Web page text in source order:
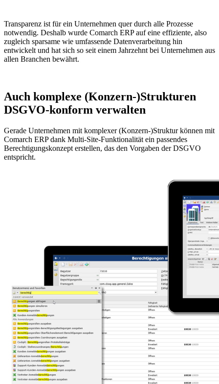
Transparenz ist für ein Unternehmen quer durch alle Prozesse
notwendig. Deshalb wurde Comarch ERP auf eine effiziente, also
zugleich sparsame wie umfassende Datenverarbeitung hin
entwickelt und hat sich so seit einem Jahrzehnt bei Unternehmen aus
allen Branchen bewährt.
Auch komplexe (Konzern-)Strukturen
DSGVO-konform verwalten
Gerade Unternehmen mit komplexer (Konzern-)Struktur können mit
Comarch ERP dank Multi-Site-Funktionalität ein passendes
Berechtigungskonzept erstellen, das den Vorgaben der DSGVO
entspricht.